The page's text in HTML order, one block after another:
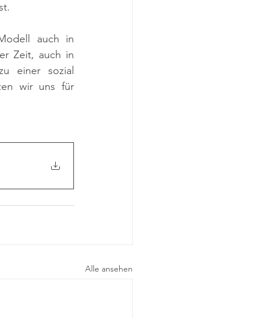
auch in
Zeit, auch in
einer sozial
wir uns für
Alle ansehen